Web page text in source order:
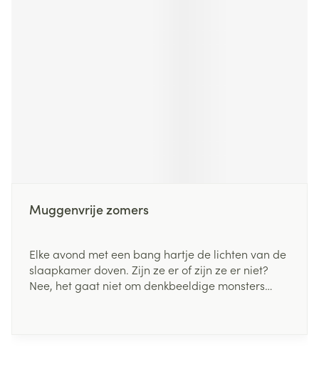
Muggenvrije zomers
Elke avond met een bang hartje de lichten van de
slaapkamer doven. Zijn ze er of zijn ze er niet?
Nee, het gaat niet om denkbeeldige monsters